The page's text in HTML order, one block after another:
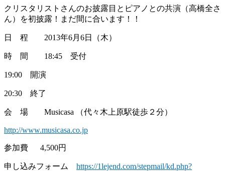
クリスタリストさんのお披露目とピアノとの共演（高橋全さ
ん）を初披露！まだ間に合います！！
日 程 2013年6月6日（木）
時 間 18:45 受付
19:00 開演
20:30 終了
会 場 Musicasa （代々木上原駅徒歩２分）
http://www.musicasa.co.jp
参加費 4,500円
申し込みフォーム https://1lejend.com/stepmail/kd.php?